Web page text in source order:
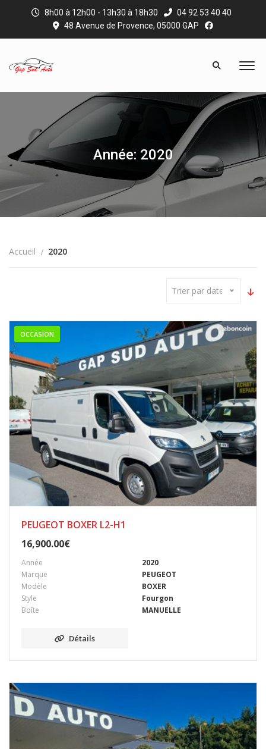
8h00 à 12h00 - 13h30 à 18h30
04 92 53 40 40
48 Avenue de Provence, 05000 GAP
Année: 2020
Accueil 2020
Trier par date
OCCASION
PEUGEOT BOXER L2-H1
16,900.00€
Année
2020
Marque
PEUGEOT
Modèle
BOXER
Style
Fourgon
Boîte
MANUELLE
Détails